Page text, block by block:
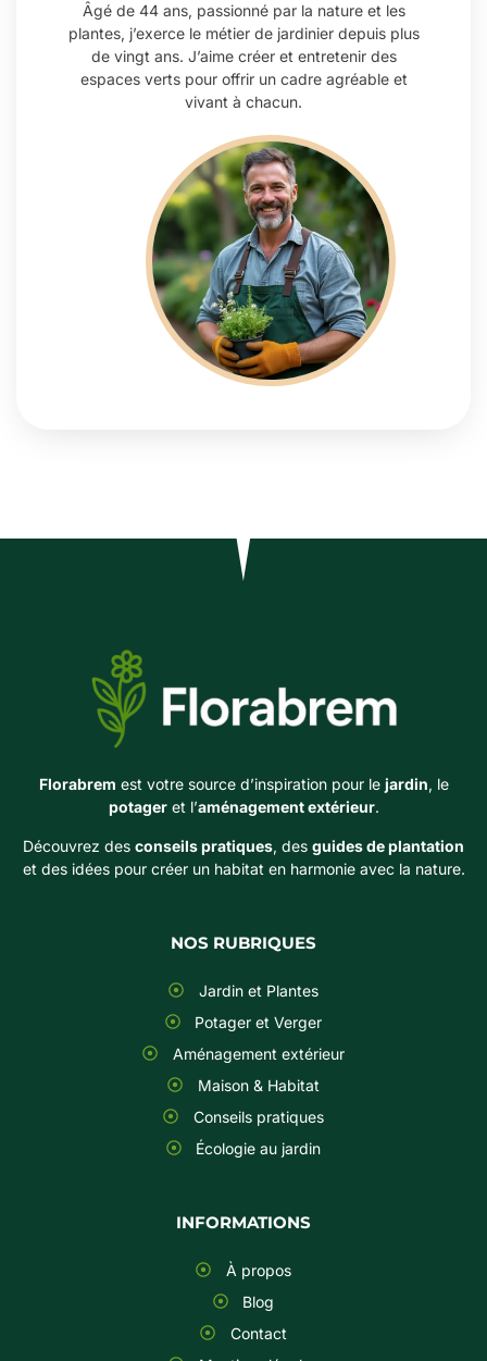
Âgé de 44 ans, passionné par la nature et les
plantes, j’exerce le métier de jardinier depuis plus
de vingt ans. J’aime créer et entretenir des
espaces verts pour offrir un cadre agréable et
vivant à chacun.
Florabrem est votre source d’inspiration pour le jardin, le
potageret l’aménagement extérieur.
Découvrez des conseils pratiques, des guides de plantation
et des idées pour créer un habitat en harmonie avec la nature.
NOS RUBRIQUES
Jardin et Plantes
Potager et Verger
Aménagement extérieur
Maison & Habitat
Conseils pratiques
Écologie au jardin
INFORMATIONS
À propos
Blog
Contact